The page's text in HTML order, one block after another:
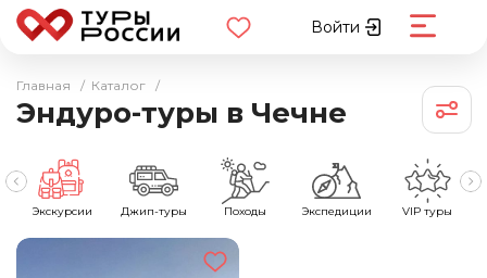
Войти
Главная / Каталог /
Эндуро-туры в Чечне
Экскурсии Джип-туры Походы Экспедиции VIP туры